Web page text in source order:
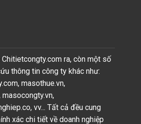
ra, còn một số
thông tin công ty khác như:
masothue.vn,
vv... Tất cả đều cung
xác chi tiết về doanh nghiệp